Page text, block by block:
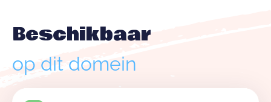
Beschikbaar
op dit domein